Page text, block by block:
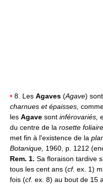
• 8. Les Agaves (Agave)
charnues et épaisses,
les Agave sont inférovariés,
du centre de la rosette foliaire
met fin à l'existence de la
Botanique, 1960, p. 1212
Rem. 1. Sa floraison tardive
tous les cent ans (cf. ex. 1)
fois (cf. ex. 8) au bout de 15